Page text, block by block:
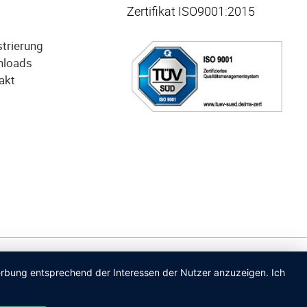
Zertifikat ISO9001:2015
entsprechend der Interessen der Nutzer anzuzeigen. Ich